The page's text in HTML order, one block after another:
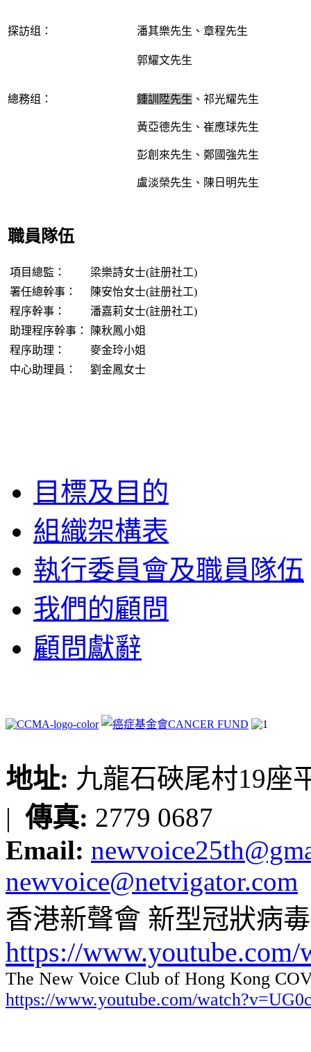
探訪组： 潘其樂先生、章程先生
郭耀文先生
總務组： 鍾訓陞先生 、祁光耀先生
黃亞德先生、崔應球先生
彭創來先生、鄭國強先生
盧淡榮先生、陳日明先生
職員隊伍
項目總監：
梁樂詩女士(註册社工)
署任總幹事：
陳安怡女士(註册社工)
程序幹事：
潘嘉莉女士(註册社工)
助理程序幹事：
陳秋鳳小姐
程序助理：
麥金玲小姐
中心助理員：
劉金鳳女士
目標及目的
組織架構表
執行委員會及職員隊伍
我們的顧問
顧問獻辭
地址: 九龍石硤尾村19座
| 傳真: 2779 0687
Email:
newvoice@netvigator.com
香港新聲會 新型冠狀病
https://
The New Voice Club of Hong Kong
https://www.youtube.com/